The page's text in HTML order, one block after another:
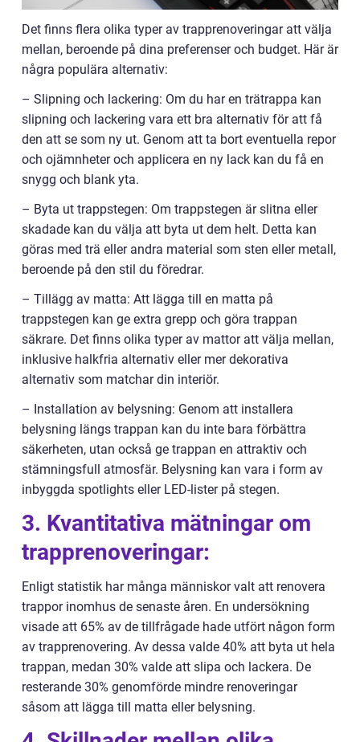
Det finns flera olika typer av trapprenoveringar att välja
mellan, beroende på dina preferenser och budget. Här är
några populära alternativ:
– Slipning och lackering: Om du har en trätrappa kan
slipning och lackering vara ett bra alternativ för att få
den att se som ny ut. Genom att ta bort eventuella repor
och ojämnheter och applicera en ny lack kan du få en
snygg och blank yta.
– Byta ut trappstegen: Om trappstegen är slitna eller
skadade kan du välja att byta ut dem helt. Detta kan
göras med trä eller andra material som sten eller metall,
beroende på den stil du föredrar.
– Tillägg av matta: Att lägga till en matta på
trappstegen kan ge extra grepp och göra trappan
säkrare. Det finns olika typer av mattor att välja mellan,
inklusive halkfria alternativ eller mer dekorativa
alternativ som matchar din interiör.
– Installation av belysning: Genom att installera
belysning längs trappan kan du inte bara förbättra
säkerheten, utan också ge trappan en attraktiv och
stämningsfull atmosfär. Belysning kan vara i form av
inbyggda spotlights eller LED-lister på stegen.
3. Kvantitativa mätningar om
trapprenoveringar:
Enligt statistik har många människor valt att renovera
trappor inomhus de senaste åren. En undersökning
visade att 65% av de tillfrågade hade utfört någon form
av trapprenovering. Av dessa valde 40% att byta ut hela
trappan, medan 30% valde att slipa och lackera. De
resterande 30% genomförde mindre renoveringar
såsom att lägga till matta eller belysning.